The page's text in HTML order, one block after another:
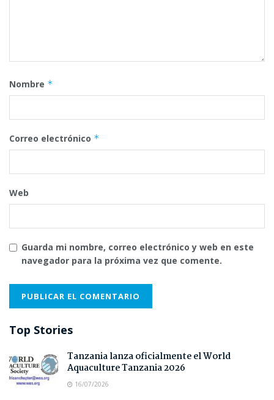
Nombre *
Correo electrónico *
Web
Guarda mi nombre, correo electrónico y web en este
navegador para la próxima vez que comente.
Top Stories
Tanzania lanza oficialmente el World
Aquaculture Tanzania 2026
16/07/2026